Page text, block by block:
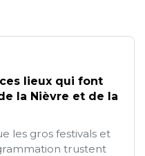
lieux qui font
la Nièvre et de la
les gros festivals et
trustent